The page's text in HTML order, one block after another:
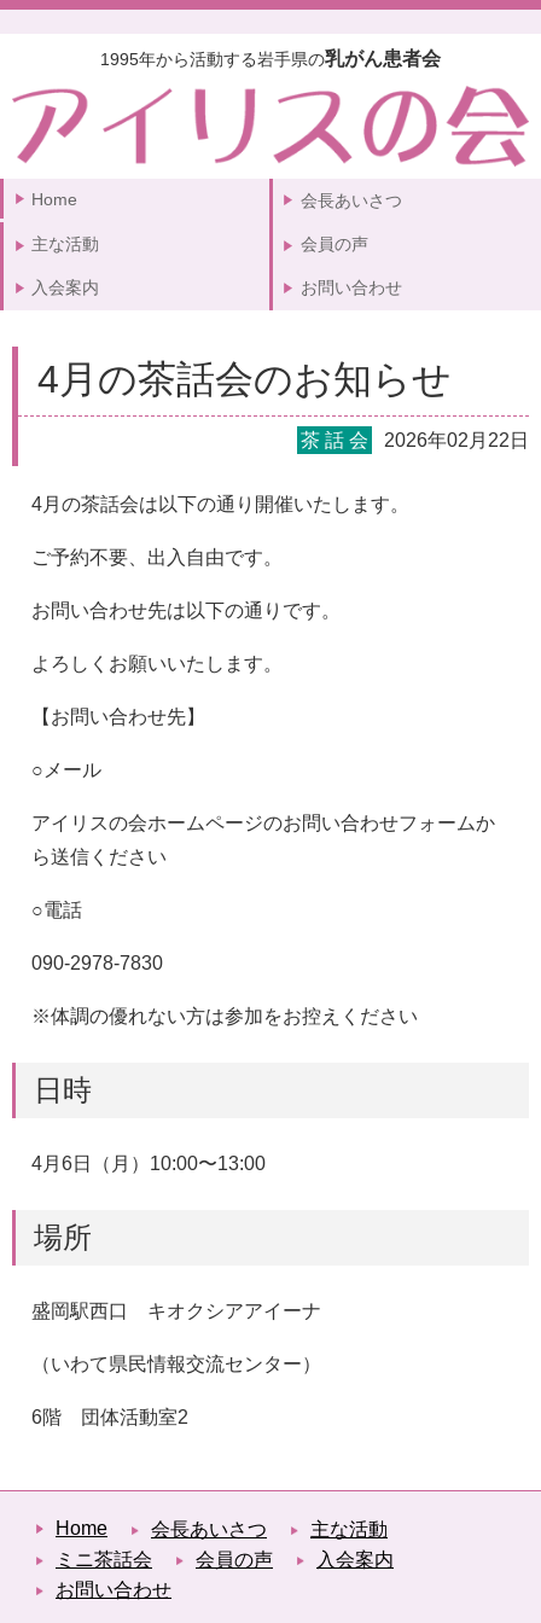
1995年から活動する岩手県の乳がん患者会
Home 会長あいさつ
主な活動 会員の声
入会案内 お問い合わせ
4月の茶話会のお知らせ
茶 話 会 2026年02月22日
4月の茶話会は以下の通り開催いたします。
ご予約不要、出入自由です。
お問い合わせ先は以下の通りです。
よろしくお願いいたします。
【お問い合わせ先】
○メール
アイリスの会ホームページのお問い合わせフォームか
ら送信ください
○電話
090-2978-7830
※体調の優れない方は参加をお控えください
日時
4月6日（月）10:00〜13:00
場所
盛岡駅西口 キオクシアアイーナ
（いわて県民情報交流センター）
6階 団体活動室2
Home 会長あいさつ
主な活動
ミニ茶話会
会員の声
入会案内
お問い合わせ